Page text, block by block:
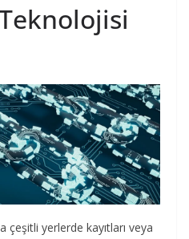
çeşitli yerlerde kayıtları veya